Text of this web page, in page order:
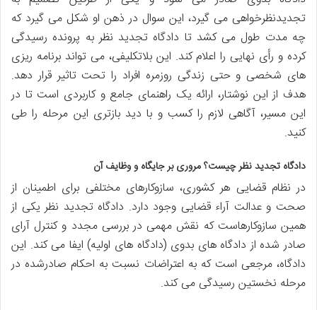
تجدیدنظرخواهی می گیرد، این سوال در ذهن او شکل می گیرد که
چه مدت طول می کشد تا دادگاه تجدید نظر به پرونده رسیدگی
کرده و رأی نهایی را اعلام کند. این بلاتکلیفی، می تواند برنامه ریزی
های شخصی و حتی زندگی روزمره افراد را تحت تاثیر قرار دهد.
هدف از این نوشتار، ارائه یک راهنمای جامع و کاربردی است تا در
این مسیر، آگاهی لازم را کسب و با دید بازتری این مرحله را طی
کنید.
دادگاه تجدید نظر چیست؟ مروری بر جایگاه و وظایف آن
در نظام قضایی هر کشوری، سازوکارهای مختلفی برای اطمینان از
صحت و عدالت آراء قضایی وجود دارد. دادگاه تجدید نظر یکی از
همین سازوکارهاست که نقش مهمی در بررسی مجدد و کنترل آرای
صادر شده از دادگاه های بدوی (دادگاه های اولیه) ایفا می کند. این
دادگاه، مرجعی است که به اعتراضات نسبت به احکام صادرشده در
مرحله نخستین رسیدگی می کند.